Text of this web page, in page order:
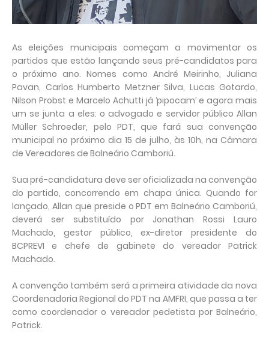
As eleições municipais começam a movimentar os
partidos que estão lançando seus pré-candidatos para
o próximo ano. Nomes como André Meirinho, Juliana
Pavan, Carlos Humberto Metzner Silva, Lucas Gotardo,
Nilson Probst e Marcelo Achutti já ‘pipocam’ e agora mais
um se junta a eles: o advogado e servidor público Allan
Müller Schroeder, pelo PDT, que fará sua convenção
municipal no próximo dia 15 de julho, às 10h, na Câmara
de Vereadores de Balneário Camboriú.
Sua pré-candidatura deve ser oficializada na convenção
do partido, concorrendo em chapa única. Quando for
lançado, Allan que preside o PDT em Balneário Camboriú,
deverá ser substituído por Jonathan Rossi Lauro
Machado, gestor público, ex-diretor presidente do
BCPREVI e chefe de gabinete do vereador Patrick
Machado.
A convenção também será a primeira atividade da nova
Coordenadoria Regional do PDT na AMFRI, que passa a ter
como coordenador o vereador pedetista por Balneário,
Patrick.